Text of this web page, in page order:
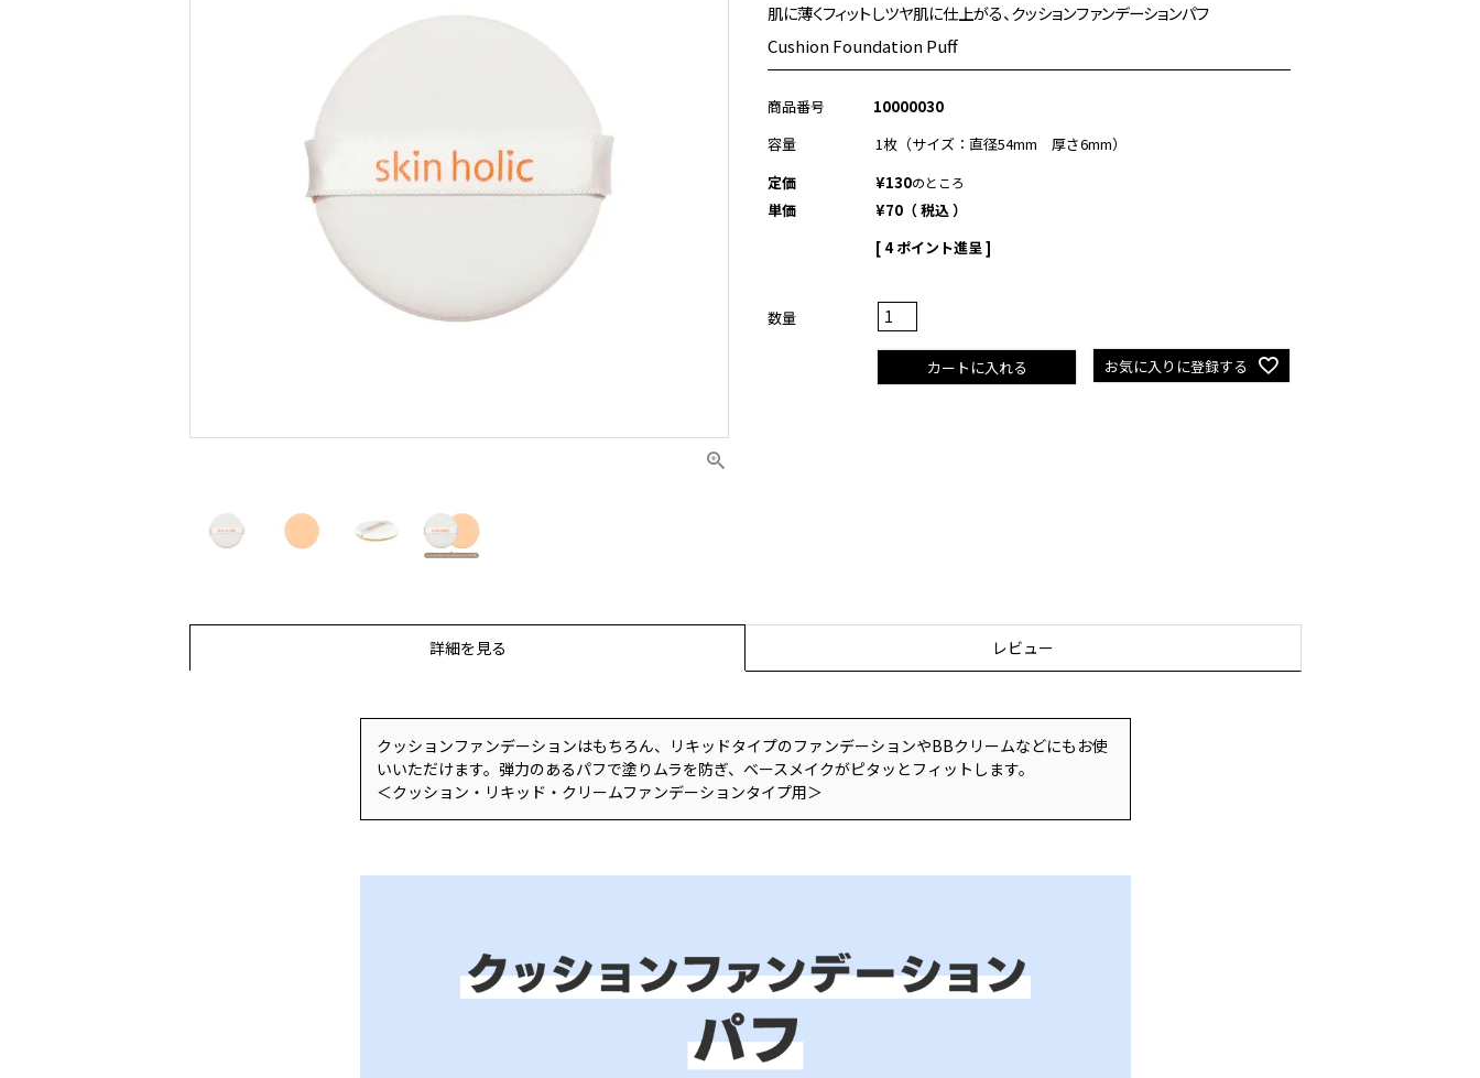
肌に薄くフィットしツヤ肌に仕上がる、クッションファンデーションパフ
Cushion Foundation Puff
商品番号
10000030
容量
1枚（サイズ：直径54mm 厚さ6mm）
定価
¥130のところ
単価 ¥70
税込
[ 4 ポイント進呈 ]
お気に入りに登録する
カートに入れる
詳細を見る レビュー
クッションファンデーションはもちろん、リキッドタイプのファンデーションやBBクリームなどにもお使
いいただけます。弾力のあるパフで塗りムラを防ぎ、ベースメイクがピタッとフィットします。
＜クッション・リキッド・クリームファンデーションタイプ用＞